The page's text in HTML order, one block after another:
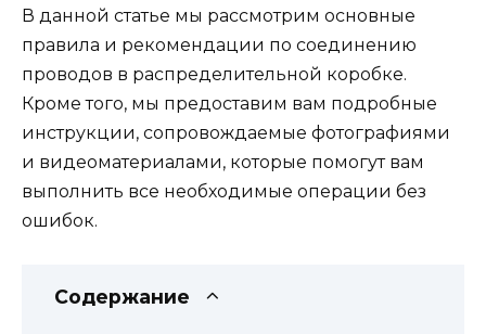
В данной статье мы рассмотрим основные
правила и рекомендации по соединению
проводов в распределительной коробке.
Кроме того, мы предоставим вам подробные
инструкции, сопровождаемые фотографиями
и видеоматериалами, которые помогут вам
выполнить все необходимые операции без
ошибок.
Содержание